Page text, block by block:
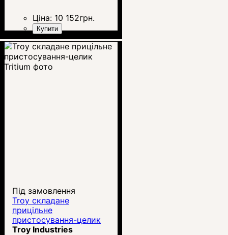
Ціна: 10 152грн.
Купити
Під замовлення
Troy складане
прицільне
пристосування-целик
Tritium
Troy Industries